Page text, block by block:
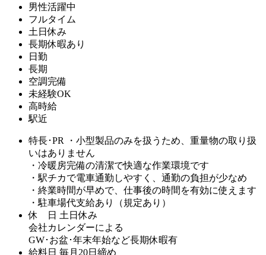
男性活躍中
フルタイム
土日休み
長期休暇あり
日勤
長期
空調完備
未経験OK
高時給
駅近
特長･PR
・小型製品のみを扱うため、重量物の取り扱
いはありません
・冷暖房完備の清潔で快適な作業環境です
・駅チカで電車通勤しやすく、通勤の負担が少なめ
・終業時間が早めで、仕事後の時間を有効に使えます
・駐車場代支給あり（規定あり）
休 日 土日休み
会社カレンダーによる
GW･お盆･年末年始など長期休暇有
給料日 毎月20日締め